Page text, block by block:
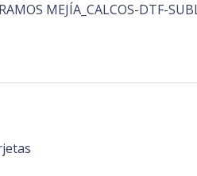
MEJÍA_CALCOS-DTF-